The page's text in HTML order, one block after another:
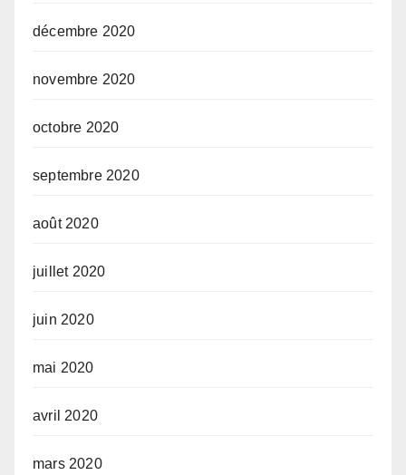
décembre 2020
novembre 2020
octobre 2020
septembre 2020
août 2020
juillet 2020
juin 2020
mai 2020
avril 2020
mars 2020